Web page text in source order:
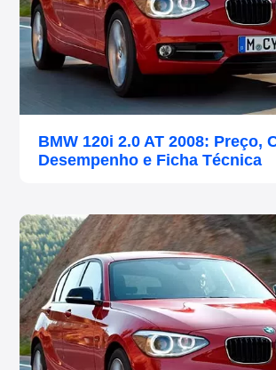
BMW 120i 2.0 AT 2008: Preço,
Desempenho e Ficha Técnica